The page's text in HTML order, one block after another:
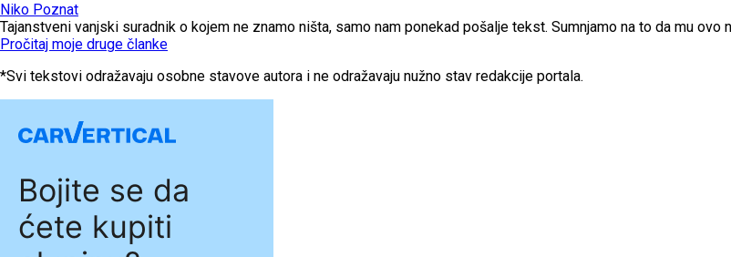
Niko Poznat
Tajanstveni vanjski suradnik o kojem ne znamo ništa, samo nam ponekad pošalje tekst. Sumnjamo na to da mu
Pročitaj moje druge članke
*Svi tekstovi odražavaju osobne stavove autora i ne odražavaju nužno stav redakcije portala.